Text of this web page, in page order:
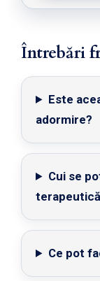
Întrebări
Este
adormire?
Cui se
Ce pot